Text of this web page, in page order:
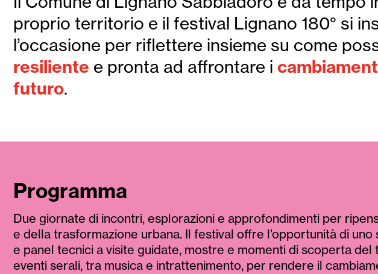
proprio territorio e il festival Lignano 180° si
l’occasione per riflettere insieme su come
resiliente e pronta ad affrontare i
futuro.
Programma
Due giornate di incontri, esplorazioni e approfondimenti per
e della trasformazione urbana. Il festival offre l’opportunità di
e panel tecnici a visite guidate, mostre e momenti di scoperta
eventi serali, tra musica e intrattenimento, per rendere il